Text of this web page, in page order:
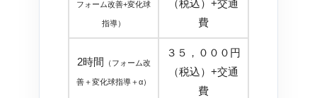
フォーム改善+変化球
指導）
（税込）+交通
費
2時間 （フォーム改
善＋変化球指導＋α）
３５，０００円
（税込）+交通
費